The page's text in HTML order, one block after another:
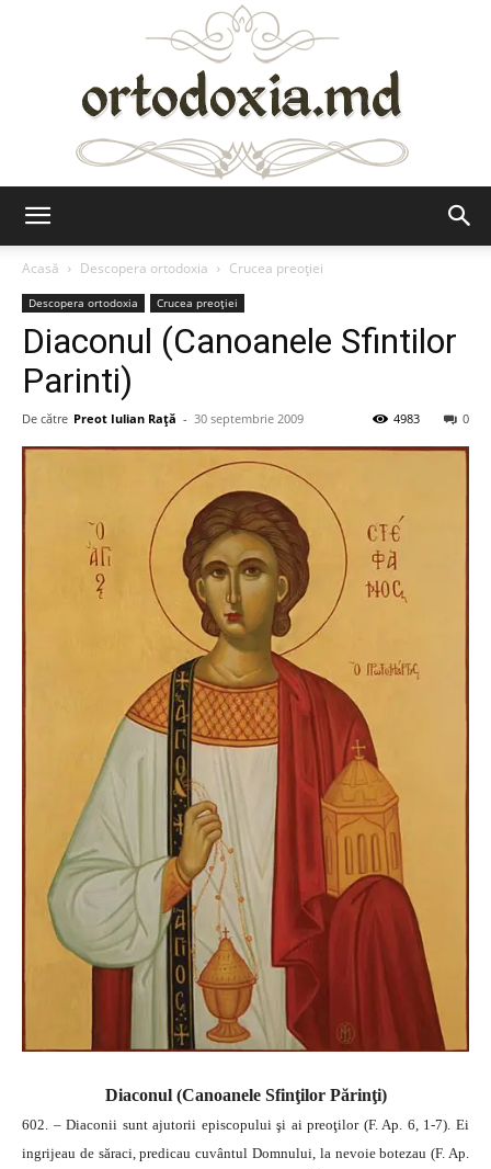
Acasă
Descopera ortodoxia Crucea preoției
Descopera ortodoxia Crucea preoției
Diaconul (Canoanele Sfintilor
Parinti)
De către Preot Iulian Raţă - 30 septembrie 2009 0
4983
Diaconul (Canoanele Sfinţilor Părinţi)
602. – Diaconii sunt ajutorii episcopului şi ai preoţilor (F. Ap. 6, 1-7). Ei
ingrijeau de săraci, predicau cuvântul Domnului, la nevoie botezau (F. Ap.